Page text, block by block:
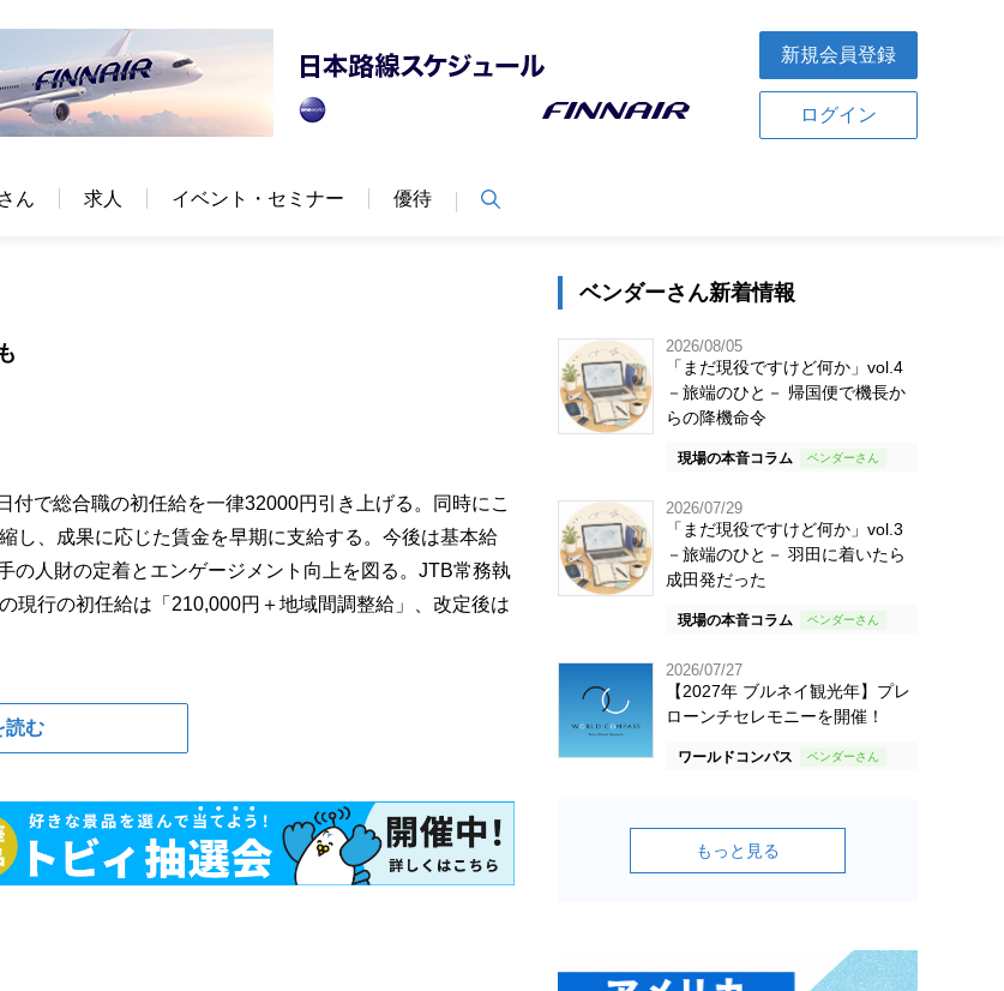
新規会員登録
ログイン
ん 求人 イベント・セミナー 優待
で総合職の初任給を一律32000円引き上げる。同時にこ
し、成果に応じた賃金を早期に支給する。今後は基本給
の人財の定着とエンゲージメント向上を図る。JTB常務執
現行の初任給は「210,000円＋地域間調整給」、改定後は
読む
ベンダーさん新着情報
2026/08/05
「まだ現役ですけど何か」vol.4
－旅端のひと－ 帰国便で機長か
らの降機命令
現場の本音コラム
2026/07/29
「まだ現役ですけど何か」vol.3
－旅端のひと－ 羽田に着いたら
成田発だった
現場の本音コラム
2026/07/27
【2027年 ブルネイ観光年】プレ
ローンチセレモニーを開催！
ワールドコンパス
もっと見る